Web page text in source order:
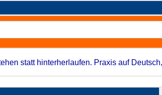
statt hinterherlaufen. Praxis auf